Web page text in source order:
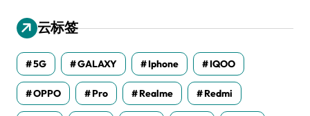
云标签
5G GALAXY Iphone IQOO
OPPO Pro Realme Redmi